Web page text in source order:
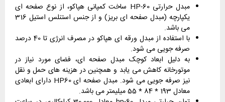
مبدل حرارتی HP-60 ساخت کمپانی هپاکو، از نوع صفحه ای
یکپارچه (مبدل صفحه ای بریز) و از جنس استنلس استیل 316
می باشد.
با استفاده از مبدل ورقه ای هپاکو در مصرف انرژی تا 40 درصد
صرفه جویی می شود.
به دلیل ابعاد کوچک مبدل صفحه ای، فضای مورد نیاز در
موتورخانه کاهش می یابد و همچنین در هزینه های حمل و نقل
نیز صرفه جویی می شود. مبدل صفحه ای HP60 دارای ابعادی
معادل 193 * 84 * 55 میلیمتر می باشد.